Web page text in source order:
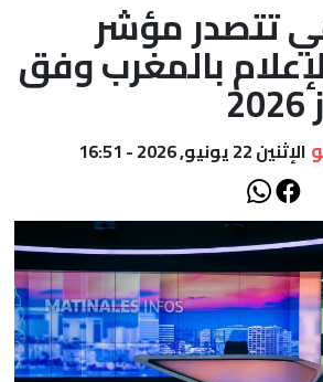
الصحراء
تتصدر مؤشر
بالمغرب وفق
الإثنين 22 يونيو, 2026 - 16:51